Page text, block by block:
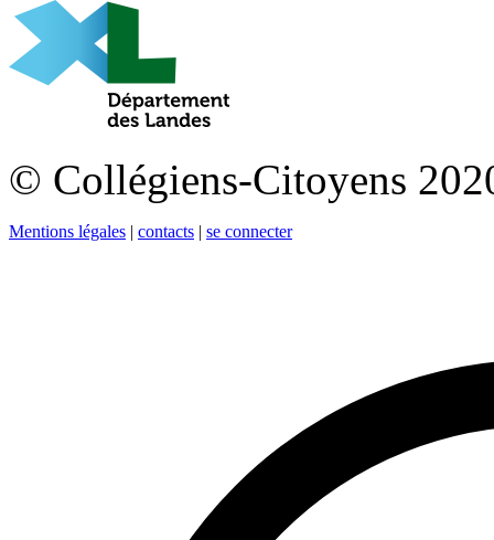
© Collégiens-Citoyens
Mentions légales | contacts | se connecter